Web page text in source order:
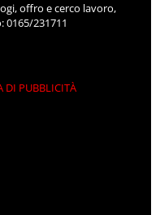
offro e cerco lavoro,
231711
DI PUBBLICITÀ